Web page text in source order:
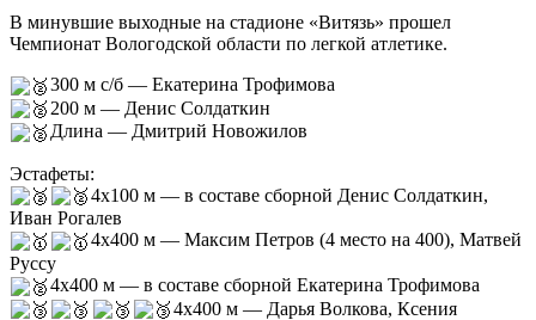
В минувшие выходные на стадионе «Витязь» прошел
Чемпионат Вологодской области по легкой атлетике.
300 м с/б — Екатерина Трофимова
200 м — Денис Солдаткин
Длина — Дмитрий Новожилов
Эстафеты:
4х100 м — в составе сборной Денис Солдаткин,
Иван Рогалев
4х400 м — Максим Петров (4 место на 400), Матвей
Руссу
4х400 м — в составе сборной Екатерина Трофимова
4х400 м — Дарья Волкова, Ксения